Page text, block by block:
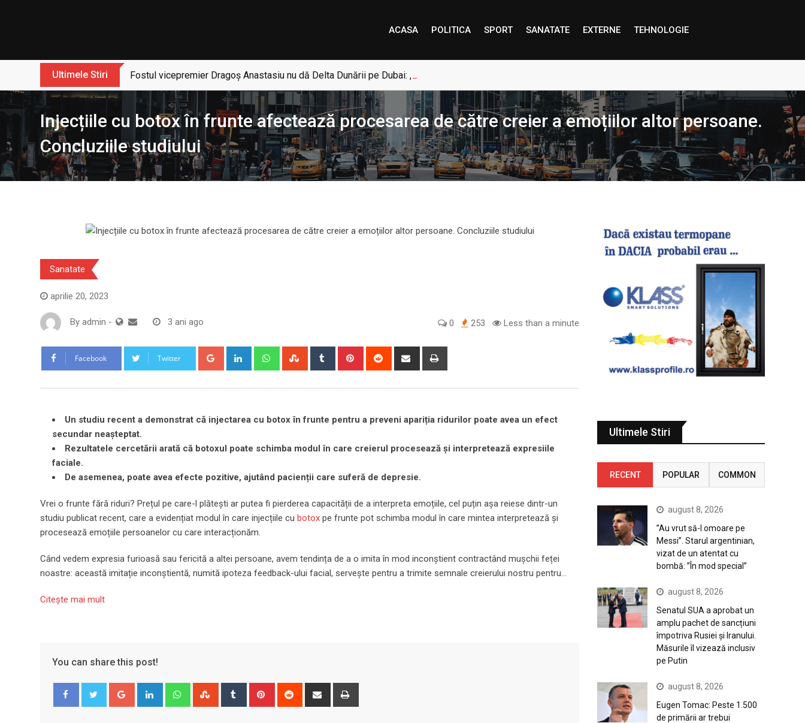
ACASA POLITICA SPORT SANATATE EXTERNE TEHNOLOGIE
Ultimele Stiri Fostul vicepremier Dragoș Anastasiu nu dă Delta Dunării pe Dubai: „Uneori, Paradisul este mai aproape decât credem”
Injecțiile cu botox în frunte afectează procesarea de către creier a emoțiilor altor persoane.
Concluziile studiului
Sanatate
aprilie 20, 2023
By admin - 3 ani ago 0 253 Less than a minute
Facebook Twitter Google+ LinkedIn WhatsappStumbleUpon
Tumblr Pinterest Reddit
Share
Un studiu recent a demonstrat că injectarea cu botox în frunte pentru a preveni apariția ridurilor poate avea un efect
secundar neașteptat.
Rezultatele cercetării arată că botoxul poate schimba modul în care creierul procesează și interpretează expresiile
faciale.
De asemenea, poate avea efecte pozitive, ajutând pacienții care suferă de depresie.
Vrei o frunte fără riduri? Prețul pe care-l plătești ar putea fi pierderea capacității de a interpreta emoțiile, cel puțin așa reiese dintr-un
studiu publicat recent, care a evidențiat modul în care injecțiile cu botox pe frunte pot schimba modul în care mintea interpretează și
procesează emoțiile persoanelor cu care interacționăm.
Când vedem expresia furioasă sau fericită a altei persoane, avem tendința de a o imita în mod inconștient contractând mușchii feței
noastre: această imitație inconștientă, numită ipoteza feedback-ului facial, servește pentru a trimite semnale creierului nostru pentru…
Citeşte mai mult
You can share this post!
Google+ LinkedIn WhatsappStumbleUpon
Tumblr Pinterest Reddit
Share
Ultimele Stiri
RECENT POPULAR COMMON
august 8, 2026
”Au vrut să-l omoare pe
Messi”. Starul argentinian,
vizat de un atentat cu
bombă: ”În mod special”
august 8, 2026
Senatul SUA a aprobat un
amplu pachet de sancțiuni
împotriva Rusiei și Iranului.
Măsurile îl vizează inclusiv
pe Putin
august 8, 2026
Eugen Tomac: Peste 1.500
de primării ar trebui